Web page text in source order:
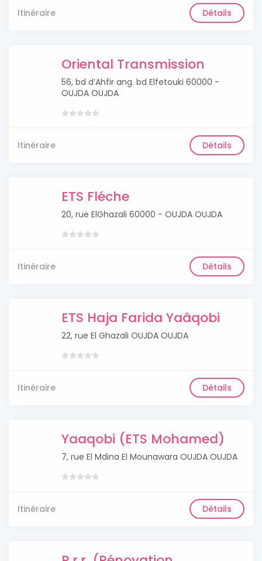
Itinéraire Détails
Oriental Transmission
56, bd d’Ahfir ang. bd Elfetouki 60000 -
OUJDA OUJDA
Itinéraire Détails
ETS Fléche
20, rue ElGhazali 60000 - OUJDA OUJDA
Itinéraire Détails
ETS Haja Farida Yaâqobi
22, rue El Ghazali OUJDA OUJDA
Itinéraire Détails
Yaaqobi (ETS Mohamed)
7, rue El Mdina El Mounawara OUJDA OUJDA
Itinéraire Détails